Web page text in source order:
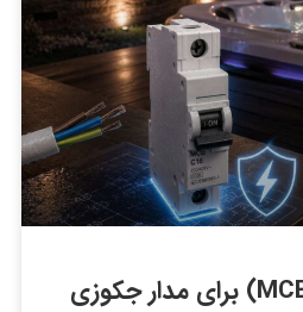
کلید مینیاتوری (MCB) برای مدار جکوزی